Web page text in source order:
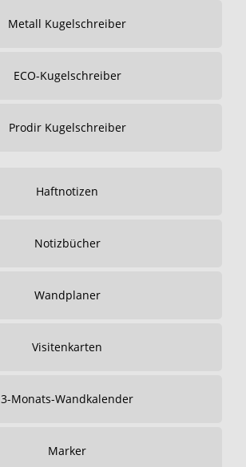
Metall Kugelschreiber
ECO-Kugelschreiber
Prodir Kugelschreiber
Haftnotizen
Notizbücher
Wandplaner
Visitenkarten
3-Monats-Wandkalender
Marker